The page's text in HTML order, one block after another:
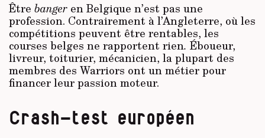
Être banger en Belgique n’est pas une
profession. Contrairement à l’Angleterre, où les
compétitions peuvent être rentables, les
courses belges ne rapportent rien. Éboueur,
livreur, toiturier, mécanicien, la plupart des
membres des Warriors ont un métier pour
financer leur passion moteur.
Crash-test européen